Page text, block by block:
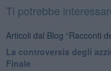
Ti potrebbe
Articoli dal Blog “Racconti
La controversia degli
Finale